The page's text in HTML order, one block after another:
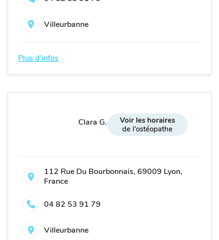
Villeurbanne
Plus d'infos
Clara G.
Voir les horaires
de l'ostéopathe
112 Rue Du Bourbonnais, 69009 Lyon,
France
04 82 53 91 79
Villeurbanne